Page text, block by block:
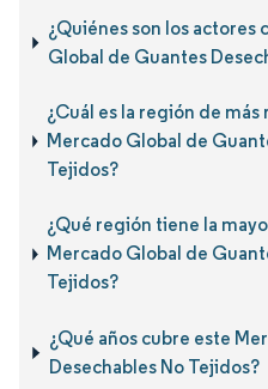
¿Quiénes son los actores
Global de Guantes
¿Cuál es la región de
Mercado Global de
Tejidos?
¿Qué región tiene la
Mercado Global de
Tejidos?
¿Qué años cubre este
Desechables No Tejidos?